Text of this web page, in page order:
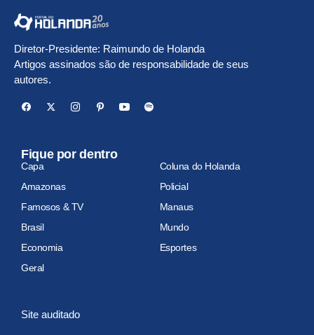
Diretor-Presidente: Raimundo de Holanda
Artigos assinados são de responsabilidade de seus
autores.
Fique por dentro
Capa
Coluna do Holanda
Amazonas
Policial
Famosos & TV
Manaus
Brasil
Mundo
Economia
Esportes
Geral
Site auditado